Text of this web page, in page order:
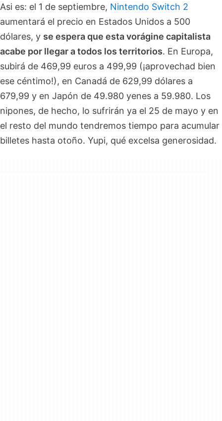
Asi es: el 1 de septiembre, Nintendo Switch 2
aumentará el precio en Estados Unidos a 500
dólares, y se espera que esta vorágine capitalista
acabe por llegar a todos los territorios. En Europa,
subirá de 469,99 euros a 499,99 (¡aprovechad bien
ese céntimo!), en Canadá de 629,99 dólares a
679,99 y en Japón de 49.980 yenes a 59.980. Los
nipones, de hecho, lo sufrirán ya el 25 de mayo y en
el resto del mundo tendremos tiempo para acumular
billetes hasta otoño. Yupi, qué excelsa generosidad.